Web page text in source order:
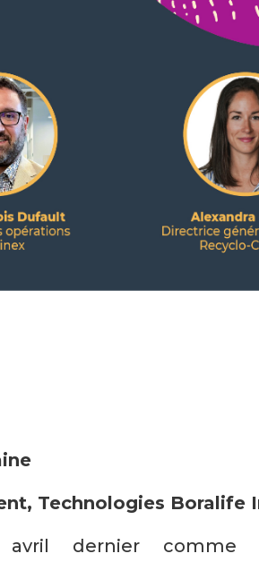
Technologies Boralife
dernier comme